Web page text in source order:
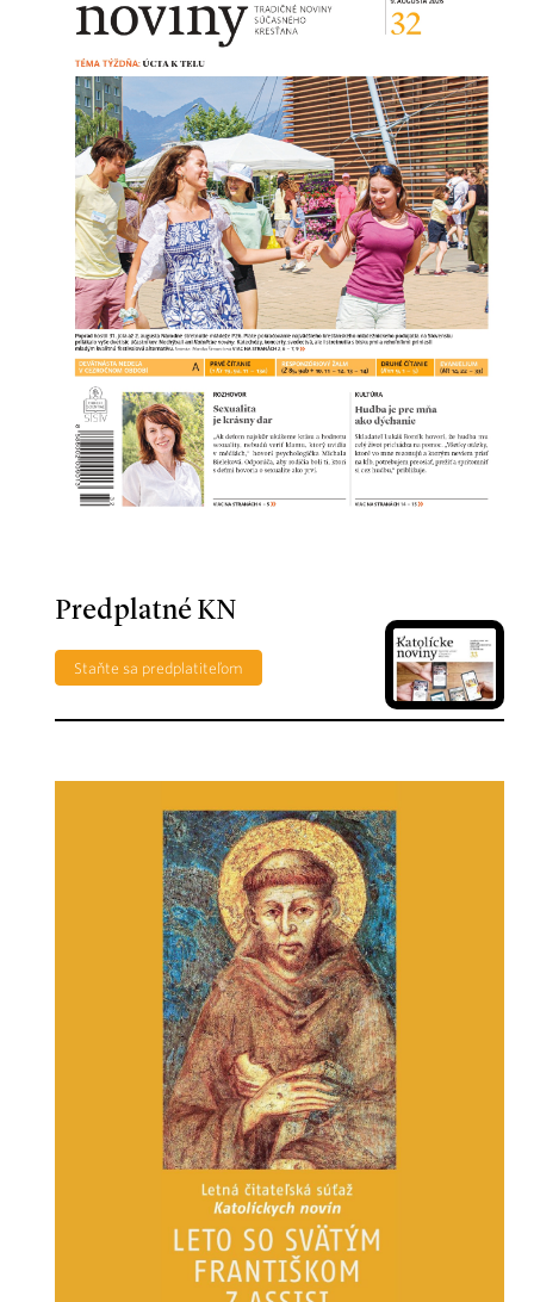
Predplatné KN
Staňte sa predplatiteľom